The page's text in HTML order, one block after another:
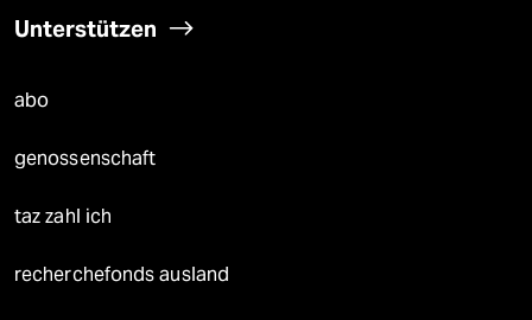
Unterstützen
abo
genossenschaft
taz zahl ich
recherchefonds ausland